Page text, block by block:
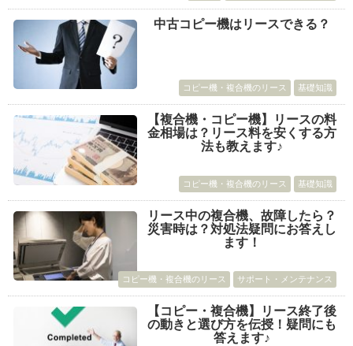
中古コピー機はリースできる？
コピー機・複合機のリース 基礎知識
【複合機・コピー機】リースの料
金相場は？リース料を安くする方
法も教えます♪
コピー機・複合機のリース 基礎知識
リース中の複合機、故障したら？
災害時は？対処法疑問にお答えし
ます！
コピー機・複合機のリース サポート・メンテナンス
【コピー・複合機】リース終了後
の動きと選び方を伝授！疑問にも
答えます♪